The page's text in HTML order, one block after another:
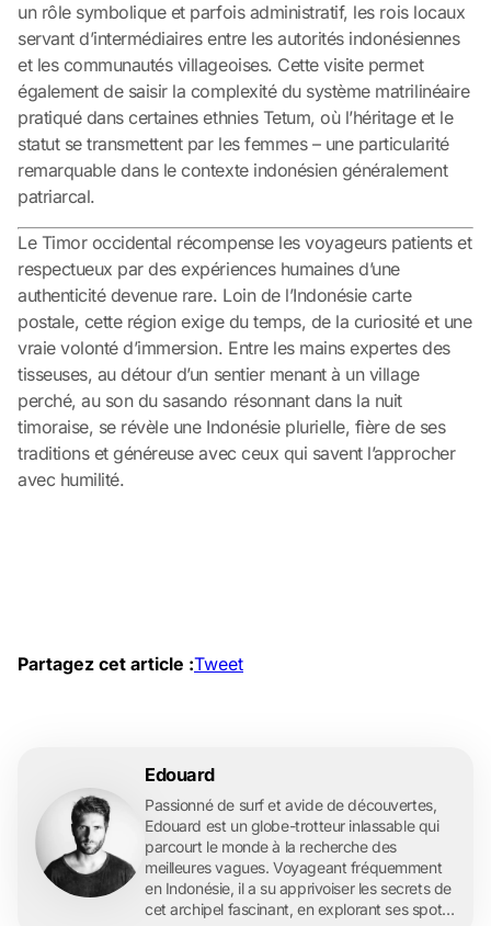
un rôle symbolique et parfois administratif, les rois locaux
servant d’intermédiaires entre les autorités indonésiennes
et les communautés villageoises. Cette visite permet
également de saisir la complexité du système matrilinéaire
pratiqué dans certaines ethnies Tetum, où l’héritage et le
statut se transmettent par les femmes – une particularité
remarquable dans le contexte indonésien généralement
patriarcal.
Le Timor occidental récompense les voyageurs patients et
respectueux par des expériences humaines d’une
authenticité devenue rare. Loin de l’Indonésie carte
postale, cette région exige du temps, de la curiosité et une
vraie volonté d’immersion. Entre les mains expertes des
tisseuses, au détour d’un sentier menant à un village
perché, au son du sasando résonnant dans la nuit
timoraise, se révèle une Indonésie plurielle, fière de ses
traditions et généreuse avec ceux qui savent l’approcher
avec humilité.
Partagez cet article :Tweet
Edouard
Passionné de surf et avide de découvertes,
Edouard est un globe-trotteur inlassable qui
parcourt le monde à la recherche des
meilleures vagues. Voyageant fréquemment
en Indonésie, il a su apprivoiser les secrets de
cet archipel fascinant, en explorant ses spots